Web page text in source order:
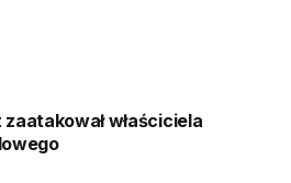
właściciela